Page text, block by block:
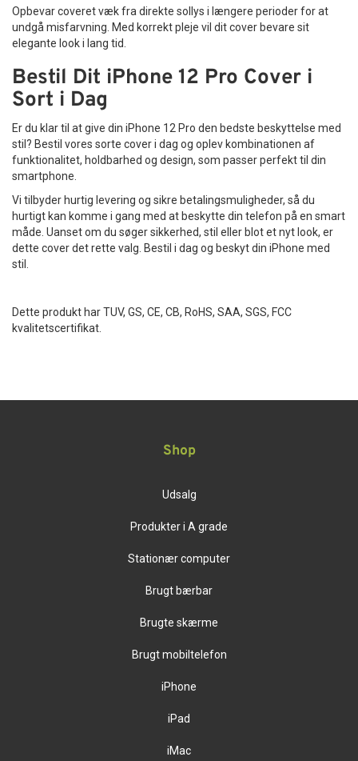
Opbevar coveret væk fra direkte sollys i længere perioder for at
undgå misfarvning. Med korrekt pleje vil dit cover bevare sit
elegante look i lang tid.
Bestil Dit iPhone 12 Pro Cover i
Sort i Dag
Er du klar til at give din iPhone 12 Pro den bedste beskyttelse med
stil? Bestil vores sorte cover i dag og oplev kombinationen af
funktionalitet, holdbarhed og design, som passer perfekt til din
smartphone.
Vi tilbyder hurtig levering og sikre betalingsmuligheder, så du
hurtigt kan komme i gang med at beskytte din telefon på en smart
måde. Uanset om du søger sikkerhed, stil eller blot et nyt look, er
dette cover det rette valg. Bestil i dag og beskyt din iPhone med
stil.
Dette produkt har TUV, GS, CE, CB, RoHS, SAA, SGS, FCC
kvalitetscertifikat.
Shop
Udsalg
Produkter i A grade
Stationær computer
Brugt bærbar
Brugte skærme
Brugt mobiltelefon
iPhone
iPad
iMac